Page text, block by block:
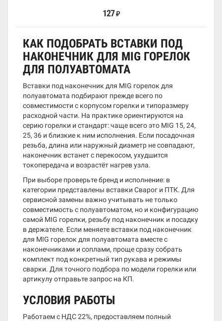
127 ₽
КАК ПОДОБРАТЬ ВСТАВКИ ПОД
НАКОНЕЧНИК ДЛЯ MIG ГОРЕЛОК
ДЛЯ ПОЛУАВТОМАТА
Вставки под наконечник для MIG горелок для
полуавтомата подбирают прежде всего по
совместимости с корпусом горелки и типоразмеру
расходной части. На практике ориентируются на
серию горелки и стандарт: чаще всего это MIG 15, 24,
25, 36 и близкие к ним исполнения. Если посадочная
резьба, длина или наружный диаметр не совпадают,
наконечник встанет с перекосом, ухудшится
токопередача и возрастёт нагрев узла.
При выборе проверьте бренд и исполнение: в
категории представлены вставки Сварог и ПТК. Для
сервисной замены важно учитывать не только
совместимость с полуавтоматом, но и конфигурацию
самой MIG горелки, резьбу под наконечник и посадку
в держателе. Если меняете вставки под наконечник
для MIG горелок для полуавтомата вместе с
наконечниками и соплами, проще сразу собрать
комплект под конкретный тип рукава и режимы
сварки. Для точного подбора по модели горелки или
артикулу отправьте запрос на КП.
УСЛОВИЯ РАБОТЫ
Работаем с НДС 22%, предоставляем полный